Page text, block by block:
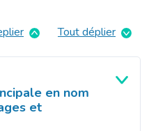
Tout déplier
en nom
et